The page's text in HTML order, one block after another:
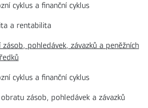
cyklus a finanční cyklus
a rentabilita
zásob, pohledávek, závazků a peněžních
cyklus a finanční cyklus
zásob, pohledávek a závazků